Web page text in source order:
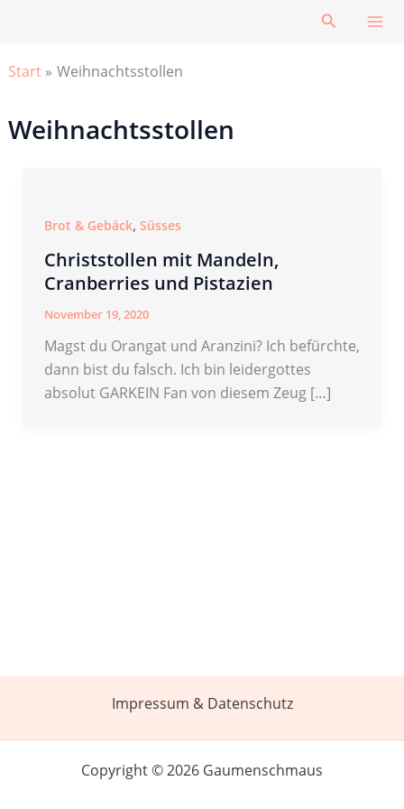
Suchen
Start Weihnachtsstollen
Weihnachtsstollen
Brot & Gebäck, Süsses
Christstollen mit Mandeln,
Cranberries und Pistazien
November 19, 2020
Magst du Orangat und Aranzini? Ich befürchte,
dann bist du falsch. Ich bin leidergottes
absolut GARKEIN Fan von diesem Zeug […]
Impressum & Datenschutz
Copyright © 2026 Gaumenschmaus